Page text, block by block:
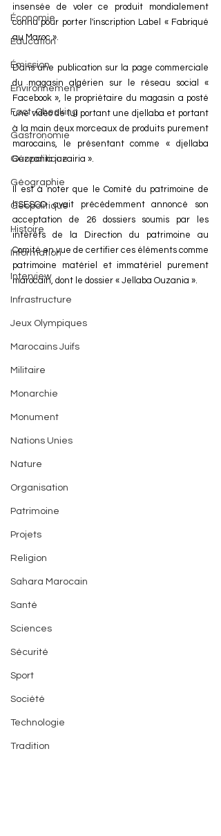
Économie
Éducation
Émission
Environnement
Fact-Checking
Gastronomie
Géopolitique
Géographie
Géopolitique
Histoire
Information
Interview
Infrastructure
Jeux Olympiques
Marocains Juifs
Militaire
Monarchie
Monument
Nations Unies
Nature
Organisation
Patrimoine
Projets
Religion
Sahara Marocain
Santé
Sciences
Sécurité
Sport
Société
Technologie
Tradition
insensée de voler ce produit mondialement
connu pour porter l'inscription Label « Fabriqué
au Maroc ».
Dans une publication sur la page commerciale
du magasin algérien sur le réseau social «
Facebook », le propriétaire du magasin a posté
une vidéo de lui portant une djellaba et portant
à la main deux morceaux de produits purement
marocains, le présentant comme « djellaba
Ouzzania jazairia ».
Il est à noter que le Comité du patrimoine de
l'ISESCO avait précédemment annoncé son
acceptation de 26 dossiers soumis par les
intérêts de la Direction du patrimoine au
Comité en vue de certifier ces éléments comme
patrimoine matériel et immatériel purement
marocain, dont le dossier « Jellaba Ouzania ».